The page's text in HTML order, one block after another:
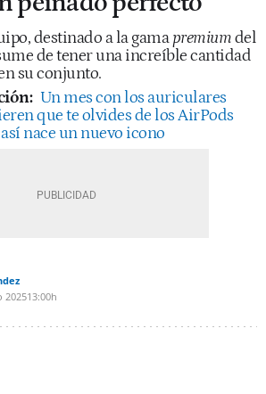
destinado a la gamapremiumdel
de tener una increíble cantidad
su conjunto.
Un mes con los auriculares
que te olvides de los AirPods
nace un nuevo icono
202513:00h